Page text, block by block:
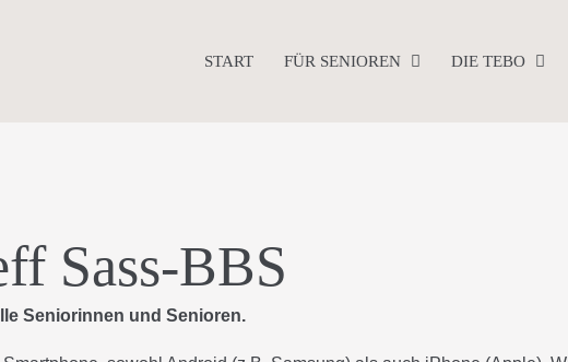
START FÜR SENIOREN DIE TEBO
Sass-BBS
Seniorinnen und Senioren.